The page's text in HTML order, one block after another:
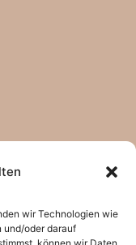
wir Technologien wie
und/oder darauf